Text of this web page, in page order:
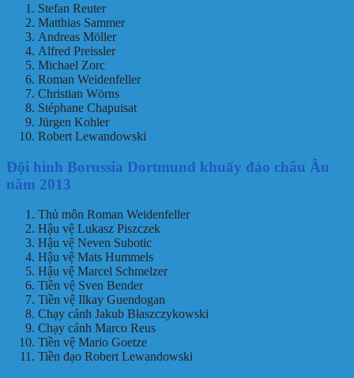
Stefan Reuter
Matthias Sammer
Andreas Möller
Alfred Preissler
Michael Zorc
Roman Weidenfeller
Christian Wörns
Stéphane Chapuisat
Jürgen Kohler
Robert Lewandowski
Đội hình Borussia Dortmund khuấy đảo châu Âu
năm 2013
Thủ môn Roman Weidenfeller
Hậu vệ Lukasz Piszczek
Hậu vệ Neven Subotic
Hậu vệ Mats Hummels
Hậu vệ Marcel Schmelzer
Tiền vệ Sven Bender
Tiền vệ Ilkay Guendogan
Chạy cánh Jakub Błaszczykowski
Chạy cánh Marco Reus
Tiền vệ Mario Goetze
Tiền đạo Robert Lewandowski